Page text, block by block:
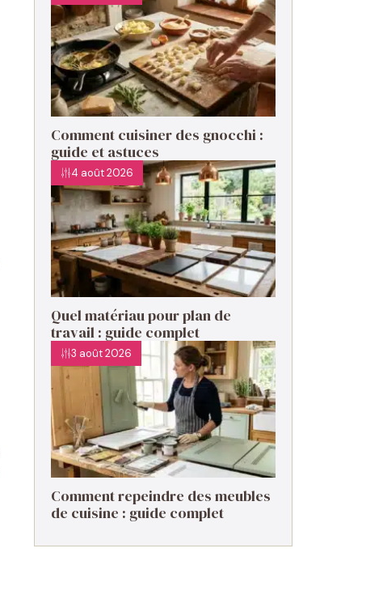
Comment cuisiner des gnocchi :
guide et astuces
4 août 2026
Quel matériau pour plan de
travail : guide complet
3 août 2026
Comment repeindre des meubles
de cuisine : guide complet